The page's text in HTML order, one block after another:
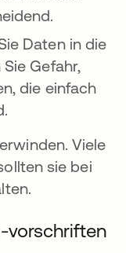
Daten in die
Gefahr,
die einfach
Viele
sie bei
vorschriften